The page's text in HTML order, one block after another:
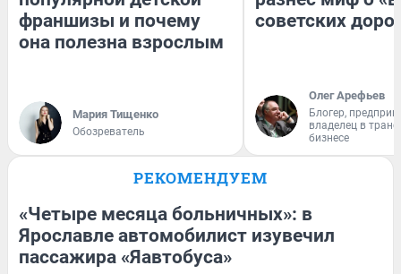
франшизы и почему
она полезна взрослым
Мария Тищенко
Обозреватель
советских
Олег Арефьев
Блогер,
владелец в
бизнесе
РЕКОМЕНДУЕМ
«Четыре месяца больничных»: в
Ярославле автомобилист изувечил
пассажира «Яавтобуса»